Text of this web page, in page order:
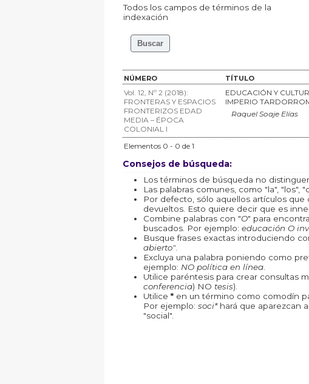
Todos los campos de términos de la
indexación
NÚMERO TÍTULO
Vol. 12, Nº 2 (2018):
FRONTERAS Y ESPACIOS
FRONTERIZOS EDAD
MEDIA – ÉPOCA
COLONIAL I
EDUCACIÓN Y
IMPERIO
Raquel Soaje Elías
Elementos 0 - 0 de 1
Consejos de búsqueda:
Los términos de búsqueda no
Las palabras comunes, como "la", "los",
Por defecto, sólo aquellos artículos que
devueltos. Esto quiere decir que es
Combine palabras con "O" para
buscados. Por ejemplo: educación O
Busque frases exactas introduciendo
abierto".
Excluya una palabra poniendo como
ejemplo: NO política en línea.
Utilice paréntesis para crear consultas
conferencia) NO tesis).
Utilice *en un término como comodín
Por ejemplo: soci*hará que aparezcan
"social".